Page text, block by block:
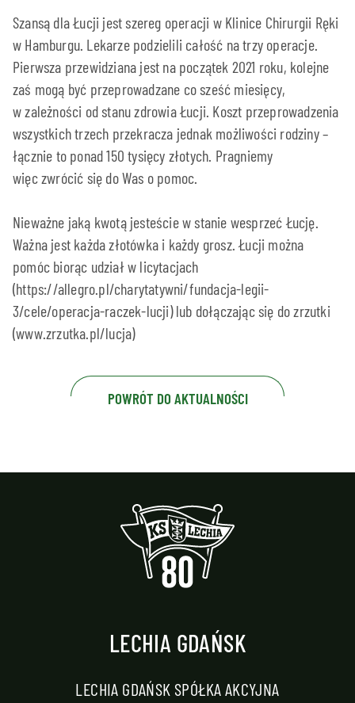
Szansą dla Łucji jest szereg operacji w Klinice Chirurgii Ręki
w Hamburgu. Lekarze podzielili całość na trzy operacje.
Pierwsza przewidziana jest na początek 2021 roku, kolejne
zaś mogą być przeprowadzane co sześć miesięcy,
w zależności od stanu zdrowia Łucji. Koszt przeprowadzenia
wszystkich trzech przekracza jednak możliwości rodziny –
łącznie to ponad 150 tysięcy złotych. Pragniemy
więc zwrócić się do Was o pomoc.
Nieważne jaką kwotą jesteście w stanie wesprzeć Łucję.
Ważna jest każda złotówka i każdy grosz. Łucji można
pomóc biorąc udział w licytacjach
(https://allegro.pl/charytatywni/fundacja-legii-
3/cele/operacja-raczek-lucji) lub dołączając się do zrzutki
(www.zrzutka.pl/lucja)
POWRÓT DO AKTUALNOŚCI
LECHIA GDAŃSK
LECHIA GDAŃSK SPÓŁKA AKCYJNA